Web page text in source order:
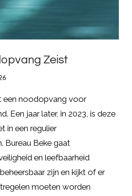
Zeist
een noodopvang voor
Een jaar later, in 2023, is deze
in een regulier
Bureau Beke gaat
en leefbaarheid
zijn en kijkt of er
moeten worden